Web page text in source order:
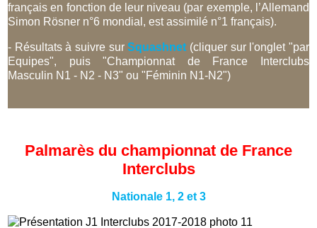
français en fonction de leur niveau (par exemple, l’Allemand
Simon Rösner n°6 mondial, est assimilé n°1 français).
- Résultats à suivre surSquashnet (cliquer sur l'onglet "par
Equipes", puis "Championnat de France Interclubs
Masculin N1 - N2 - N3" ou "Féminin N1-N2")
Palmarès du championnat de France
Interclubs
Nationale 1, 2 et 3